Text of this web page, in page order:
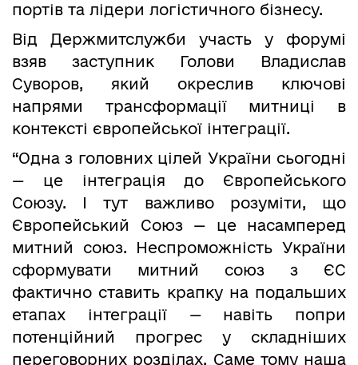
портів та лідери логістичного бізнесу.
Від Держмитслужби участь у форумі
взяв заступник Голови Владислав
Суворов, який окреслив ключові
напрями трансформації митниці в
контексті європейської інтеграції.
“Одна з головних цілей України сьогодні
— це інтеграція до Європейського
Союзу. І тут важливо розуміти, що
Європейський Союз — це насамперед
митний союз. Неспроможність України
сформувати митний союз з ЄС
фактично ставить крапку на подальших
етапах інтеграції — навіть попри
потенційний прогрес у складніших
переговорних розділах. Саме тому наша